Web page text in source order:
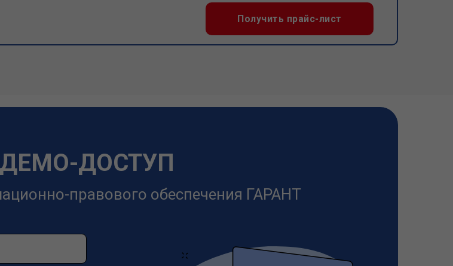
Получить прайс-лист
правового обеспечения ГАРАНТ
ДЕМО-ДОСТУП